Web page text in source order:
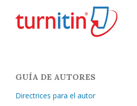
GUÍA DE AUTORES
Directrices para el autor